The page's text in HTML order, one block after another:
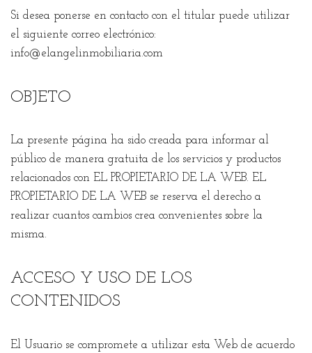
Si desea ponerse en contacto con el titular puede utilizar
el siguiente correo electrónico:
info@elangelinmobiliaria.com
OBJETO
La presente página ha sido creada para informar al
público de manera gratuita de los servicios y productos
relacionados con EL PROPIETARIO DE LA WEB. EL
PROPIETARIO DE LA WEB se reserva el derecho a
realizar cuantos cambios crea convenientes sobre la
misma.
ACCESO Y USO DE LOS
CONTENIDOS
El Usuario se compromete a utilizar esta Web de acuerdo